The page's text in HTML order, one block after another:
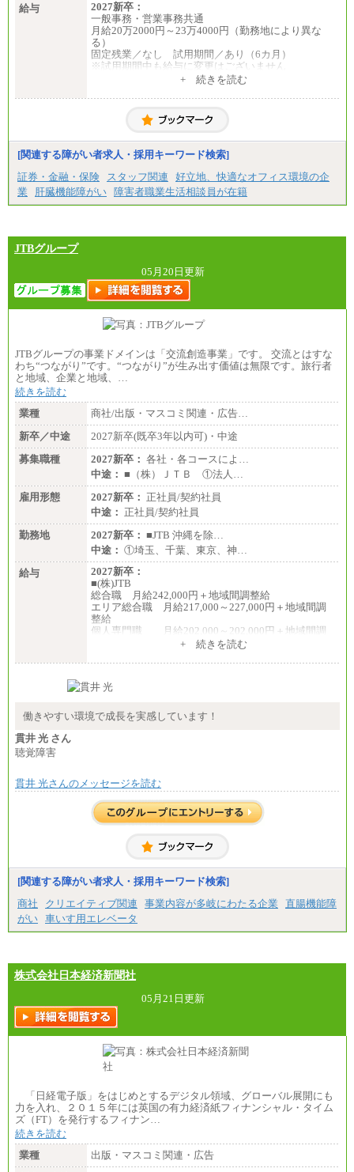
給与
2027新卒：
一般事務・営業事務共通
月給20万2000円～23万4000円（勤務地により異な
る）
固定残業／なし 試用期間／あり（6カ月）
※試用期間中も給与に変更はございません
月給20万2000円～23万4000円（勤務地により異な
固定残業／なし 試用期間／あり（6か月）
+ 続きを読む
[関連する障がい者求人・採用キーワード検索]
証券・金融・保険
スタッフ関連
好立地、快適なオフィス環境の企
業
肝臓機能障がい 障害者職業生活相談員が在籍
JTBグループ
05月20日更新
JTBグループの事業ドメインは「交流創造事業」です。 交流とはすな
わち“つながり”です。“つながり”が生み出す価値は無限です。旅行者
と地域、企業と地域、…
続きを読む
業種
商社/出版・マスコミ関連・広告…
新卒／中途
2027新卒(既卒3年以内可)・中途
募集職種
2027新卒： 各社・各コースによ…
中途： ■（株）ＪＴＢ ①法人…
雇用形態
2027新卒： 正社員/契約社員
中途： 正社員/契約社員
勤務地
2027新卒： ■JTB 沖縄を除…
中途： ①埼玉、千葉、東京、神…
給与
2027新卒：
■(株)JTB
総合職 月給242,000円＋地域間調整給
エリア総合職 月給217,000～227,000円＋地域間調
整給
個人専門職 月給202,000～202,000円＋地域間調
総合職 月給208,000～235,000円
※詳細はJTBキャリアサイトよりご確認ください。
総合職 月給220,000～230,000円＋地域間調整給
整給
※詳細はJTBキャリアサイトよりご確認ください。
■(株)JTBコミュニケーションデザイン
総合職 月給230,000円
みなし残業手当：20,000円（一律支給）※みなし
残業手当の残業時間は10.43時間。
間に応じて、時間外手当等を支給。
エリアサポート職 月給188,000円
■（株）JTBグローバルマーケティング＆トラベル
訪日事業職 月給202,000～227,000円＋地域間調整
給
※詳細はJTBキャリアサイトよりご確認ください。
■(株)JTBビジネストランスフォーム
総合職 月給205,000～225,000円＋地域間調整給
エリア総合職 月給185,000円＋地域間調整給
■(株)JTBデータサービス ※2027年新卒募集終了
総合職 月給186,000～194,000円＋地域手当
※詳細はJTBキャリアサイトよりご確認ください。
■I&Jデジタルイノベーション(株)
総合職 月給224,500～242,600円＋地域手当
+ 続きを読む
働きやすい環境で成長を実感しています！
貫井 光 さん
聴覚障害
貫井 光さんのメッセージを読む
[関連する障がい者求人・採用キーワード検索]
商社
クリエイティブ関連 事業内容が多岐にわたる企業
直腸機能障
がい 車いす用エレベータ
株式会社日本経済新聞社
05月21日更新
「日経電子版」をはじめとするデジタル領域、グローバル展開にも
力を入れ、２０１５年には英国の有力経済紙フィナンシャル・タイム
ズ（FT）を発行するフィナン…
続きを読む
業種
出版・マスコミ関連・広告